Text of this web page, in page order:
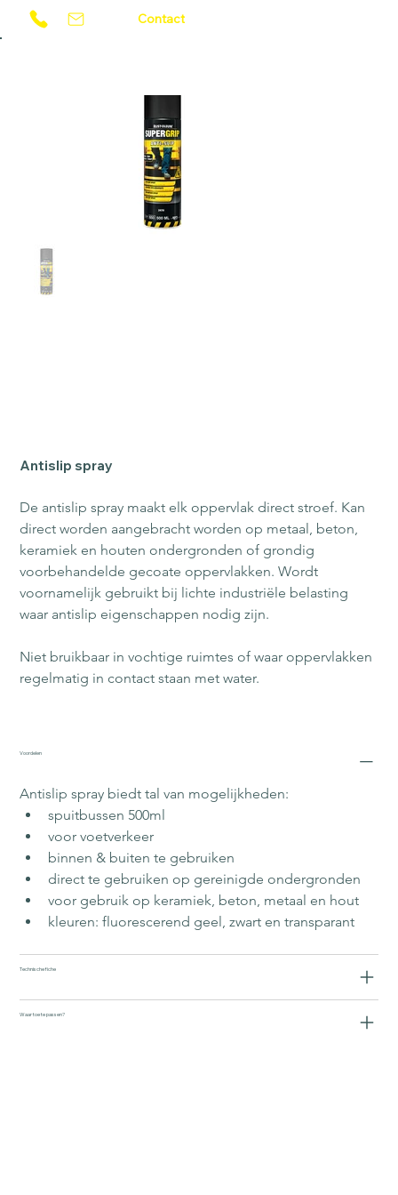
Contact
Antislip spray
De antislip spray maakt elk oppervlak direct stroef. Kan
direct worden aangebracht worden op metaal, beton,
keramiek en houten ondergronden of grondig
voorbehandelde gecoate oppervlakken. Wordt
voornamelijk gebruikt bij lichte industriële belasting
waar antislip eigenschappen nodig zijn.
Niet bruikbaar in vochtige ruimtes of waar oppervlakken
regelmatig in contact staan met water.
Voordelen
Antislip spray biedt tal van mogelijkheden:
spuitbussen 500ml
voor voetverkeer
binnen & buiten te gebruiken
direct te gebruiken op gereinigde ondergronden
voor gebruik op keramiek, beton, metaal en hout
kleuren: fluorescerend geel, zwart en transparant
Technische fiche
Waar toe te passen?